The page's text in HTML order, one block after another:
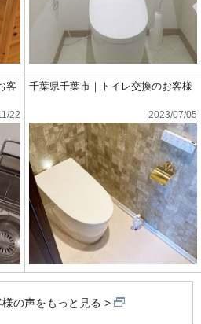
客
22
千葉県千葉市｜トイレ交換のお客様
2023/07/05
の声をもっと見る